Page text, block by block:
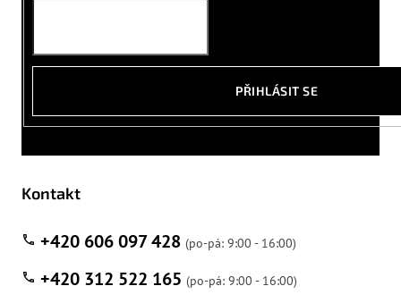
PŘIHLÁSIT SE
Kontakt
+420 606 097 428
+420 312 522 165